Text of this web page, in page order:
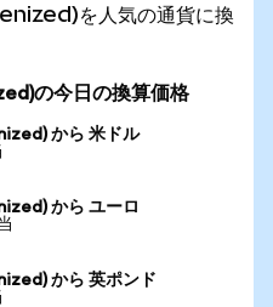
を人気の通貨に換
の今日の換算価格
から 米ドル
から ユーロ
から 英ポンド